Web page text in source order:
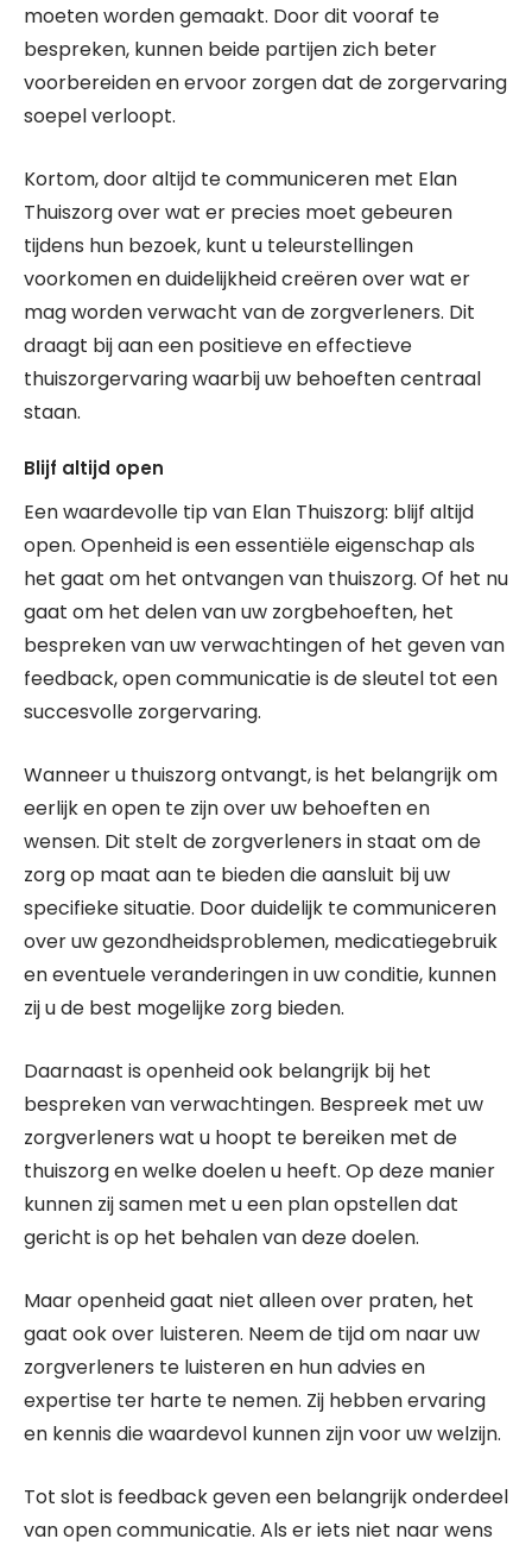
moeten worden gemaakt. Door dit vooraf te
bespreken, kunnen beide partijen zich beter
voorbereiden en ervoor zorgen dat de zorgervaring
soepel verloopt.
Kortom, door altijd te communiceren met Elan
Thuiszorg over wat er precies moet gebeuren
tijdens hun bezoek, kunt u teleurstellingen
voorkomen en duidelijkheid creëren over wat er
mag worden verwacht van de zorgverleners. Dit
draagt bij aan een positieve en effectieve
thuiszorgervaring waarbij uw behoeften centraal
staan.
Blijf altijd open
Een waardevolle tip van Elan Thuiszorg: blijf altijd
open. Openheid is een essentiële eigenschap als
het gaat om het ontvangen van thuiszorg. Of het nu
gaat om het delen van uw zorgbehoeften, het
bespreken van uw verwachtingen of het geven van
feedback, open communicatie is de sleutel tot een
succesvolle zorgervaring.
Wanneer u thuiszorg ontvangt, is het belangrijk om
eerlijk en open te zijn over uw behoeften en
wensen. Dit stelt de zorgverleners in staat om de
zorg op maat aan te bieden die aansluit bij uw
specifieke situatie. Door duidelijk te communiceren
over uw gezondheidsproblemen, medicatiegebruik
en eventuele veranderingen in uw conditie, kunnen
zij u de best mogelijke zorg bieden.
Daarnaast is openheid ook belangrijk bij het
bespreken van verwachtingen. Bespreek met uw
zorgverleners wat u hoopt te bereiken met de
thuiszorg en welke doelen u heeft. Op deze manier
kunnen zij samen met u een plan opstellen dat
gericht is op het behalen van deze doelen.
Maar openheid gaat niet alleen over praten, het
gaat ook over luisteren. Neem de tijd om naar uw
zorgverleners te luisteren en hun advies en
expertise ter harte te nemen. Zij hebben ervaring
en kennis die waardevol kunnen zijn voor uw welzijn.
Tot slot is feedback geven een belangrijk onderdeel
van open communicatie. Als er iets niet naar wens